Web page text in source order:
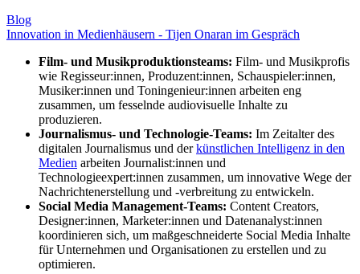
Blog
Innovation in Medienhäusern - Tijen Onaran im Gespräch
Film- und Musikproduktionsteams: Film- und Musikprofis
wie Regisseur:innen, Produzent:innen, Schauspieler:innen,
Musiker:innen und Toningenieur:innen arbeiten eng
zusammen, um fesselnde audiovisuelle Inhalte zu
produzieren.
Journalismus- und Technologie-Teams: Im Zeitalter des
digitalen Journalismus und derkünstlichen Intelligenz in den
Medien arbeiten Journalist:innen und
Technologieexpert:innen zusammen, um innovative Wege der
Nachrichtenerstellung und -verbreitung zu entwickeln.
Social Media Management-Teams: Content Creators,
Designer:innen, Marketer:innen und Datenanalyst:innen
koordinieren sich, um maßgeschneiderte Social Media Inhalte
für Unternehmen und Organisationen zu erstellen und zu
optimieren.